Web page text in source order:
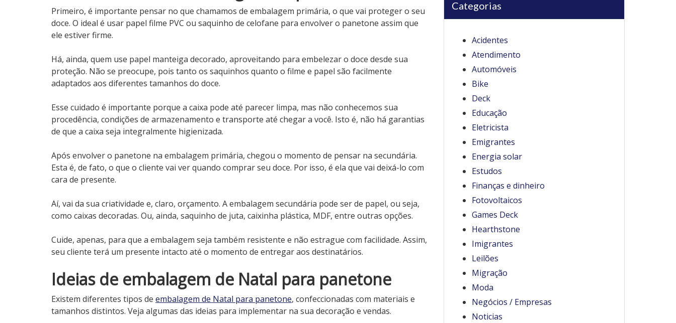
Primeiro, é importante pensar no que chamamos de embalagem primária, o que vai proteger o seu
doce. O ideal é usar papel filme PVC ou saquinho de celofane para envolver o panetone assim que
ele estiver firme.
Há, ainda, quem use papel manteiga decorado, aproveitando para embelezar o doce desde sua
proteção. Não se preocupe, pois tanto os saquinhos quanto o filme e papel são facilmente
adaptados aos diferentes tamanhos do doce.
Esse cuidado é importante porque a caixa pode até parecer limpa, mas não conhecemos sua
procedência, condições de armazenamento e transporte até chegar a você. Isto é, não há garantias
de que a caixa seja integralmente higienizada.
Após envolver o panetone na embalagem primária, chegou o momento de pensar na secundária.
Esta é, de fato, o que o cliente vai ver quando comprar seu doce. Por isso, é ela que vai deixá-lo com
cara de presente.
Aí, vai da sua criatividade e, claro, orçamento. A embalagem secundária pode ser de papel, ou seja,
como caixas decoradas. Ou, ainda, saquinho de juta, caixinha plástica, MDF, entre outras opções.
Cuide, apenas, para que a embalagem seja também resistente e não estrague com facilidade. Assim,
seu cliente terá um presente intacto até o momento de entregar aos destinatários.
Ideias de embalagem de Natal para panetone
Existem diferentes tipos de embalagem de Natal para panetone, confeccionadas com materiais e
tamanhos distintos. Veja algumas das ideias para implementar na sua decoração e vendas.
Categorias
Acidentes
Atendimento
Automóveis
Bike
Deck
Educação
Eletricista
Emigrantes
Energia solar
Estudos
Finanças e dinheiro
Fotovoltaicos
Games Deck
Hearthstone
Imigrantes
Leilões
Migração
Moda
Negócios / Empresas
Noticias